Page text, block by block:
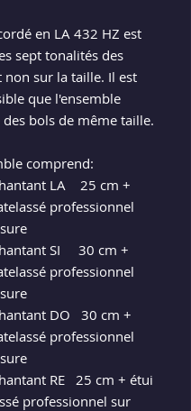
en LA 432 HZ est
sept tonalités des
non sur la taille. Il est
que l'ensemble
bols de même taille.
comprend:
LA 25 cm +
professionnel
SI 30 cm +
professionnel
DO 30 cm +
professionnel
RE 25 cm + étui
professionnel sur